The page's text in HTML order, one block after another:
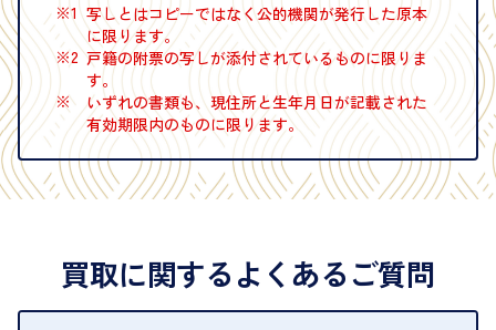
※1 写しとはコピーではなく公的機関が発行した原本
に限ります。
※2 戸籍の附票の写しが添付されているものに限りま
す。
※
いずれの書類も、現住所と生年月日が記載された
有効期限内のものに限ります。
買取に関するよくあるご質問